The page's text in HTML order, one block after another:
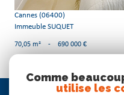
Cannes (06400)
Immeuble SUQUET
70,05 m² - 690 000 €
Comme
utilise les